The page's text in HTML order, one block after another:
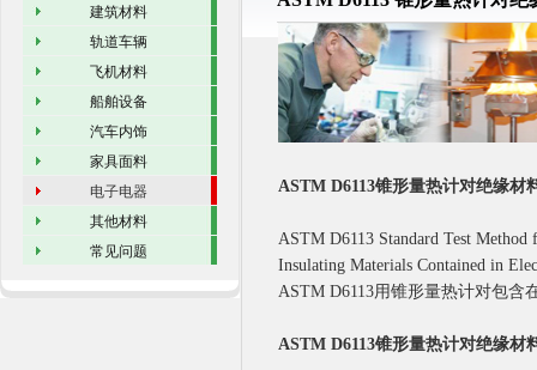
建筑材料
轨道车辆
飞机材料
船舶设备
汽车内饰
家具面料
电子电器
其他材料
常见问题
ASTM D6113锥形量热计对绝缘材
ASTM D6113 Standard Test Method
Insulating Materials Contained in
ASTM D6113用锥形量热计对包
ASTM D6113锥形量热计对绝缘材